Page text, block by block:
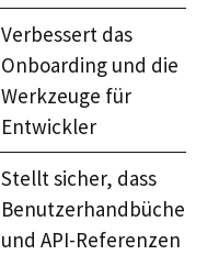
Verbessert das
Onboarding und die
Werkzeuge für
Entwickler
Stellt sicher, dass
Benutzerhandbücher
und API-Referenzen